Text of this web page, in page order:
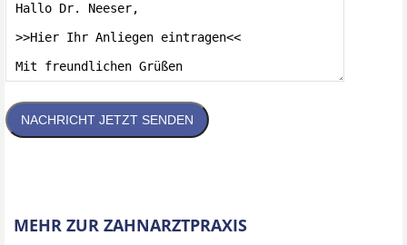
NACHRICHT JETZT SENDEN
MEHR ZUR ZAHNARZTPRAXIS